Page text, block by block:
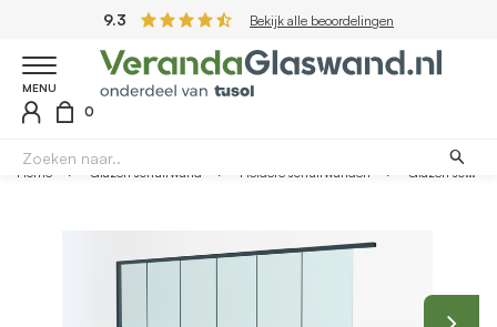
9.3 Bekijk alle beoordelingen
MENU
0
Home Glazen schuifwand Heldere schuifwanden Glazen schuifwand antraciet - Helder glas - 6 railsysteem tot 603 cm breed